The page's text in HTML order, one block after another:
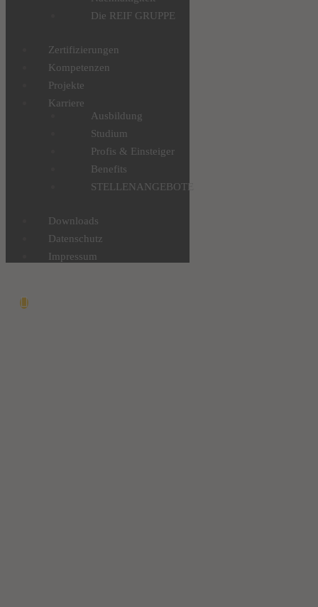
Die REIF GRUPPE
Zertifizierungen
Kompetenzen
Projekte
Karriere
Ausbildung
Studium
Profis & Einsteiger
Benefits
STELLENANGEBOTE
Downloads
Datenschutz
Impressum